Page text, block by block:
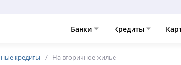
Банки Кредиты
кредиты На вторичное жилье